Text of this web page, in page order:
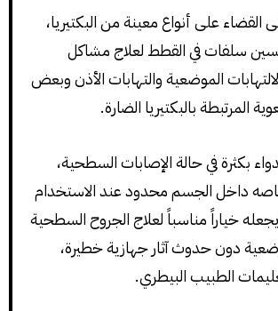
على أنواع معينة من البكتيريا،
سلفات في القطط لعلاج مشاكل
الموضعية والتهابات الأذن وبعض
المرتبطة بالبكتيريا الضارة.
بكثرة في حالة الإصابات السطحية،
داخل الجسم محدود عند الاستخدام
خياراً مناسباً لعلاج الجروح السطحية
دون حدوث آثار جهازية خطيرة،
الطبيب البيطري.